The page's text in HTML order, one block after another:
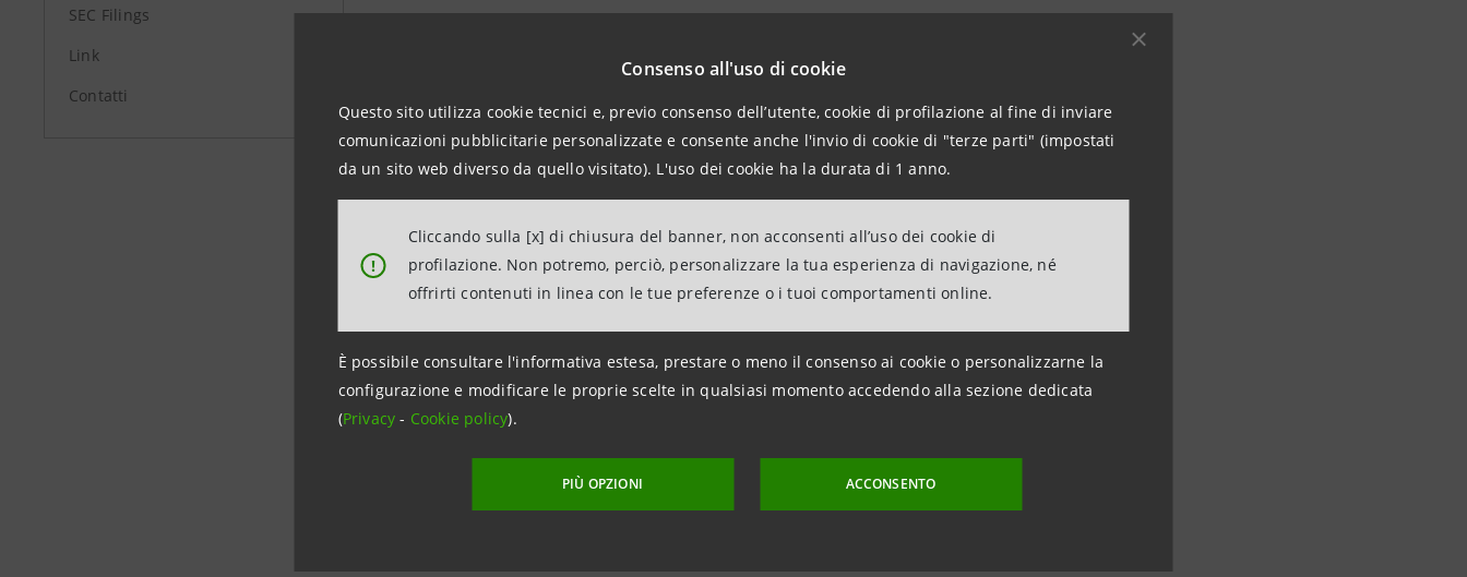
Consenso all'uso di cookie
Questo sito utilizza cookie tecnici e, previo consenso dell’utente, cookie di profilazione al fine di inviare
comunicazioni pubblicitarie personalizzate e consente anche l'invio di cookie di "terze parti" (impostati
da un sito web diverso da quello visitato). L'uso dei cookie ha la durata di 1 anno.
!
Cliccando sulla [x] di chiusura del banner, non acconsenti all’uso dei cookie di
profilazione. Non potremo, perciò, personalizzare la tua esperienza di navigazione, né
offrirti contenuti in linea con le tue preferenze o i tuoi comportamenti online.
È possibile consultare l'informativa estesa, prestare o meno il consenso ai cookie o personalizzarne la
configurazione e modificare le proprie scelte in qualsiasi momento accedendo alla sezione dedicata
(Privacy- Cookie policy).
PIÙ OPZIONI ACCONSENTO
SEC Filings
Link
Contatti
+39.02.87943180
Banca Intesa
stampa@bancaintesa.it
www.bancaintesa.it